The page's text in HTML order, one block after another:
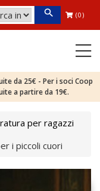
(0)
da 25€ - Per i soci Coop
a partire da 19€.
per ragazzi
i piccoli cuori